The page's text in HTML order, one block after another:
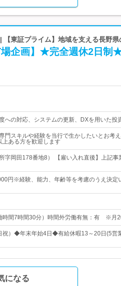
【東証プライム】地域を支える長野
場企画】★完全週休2日制
への対応、システムの更新、DXを用いた投
門スキルや経験を当行で生かしたいとお考
ある方を歓迎します
字岡田178番地8） 【雇い入れ直後】上記事
円※経験、能力、年齢等を考慮のうえ決定
時間7時間30分）時間外労働有無：有 ※月
）◆年末年始4日◆有給休暇13～20日(5営
になる